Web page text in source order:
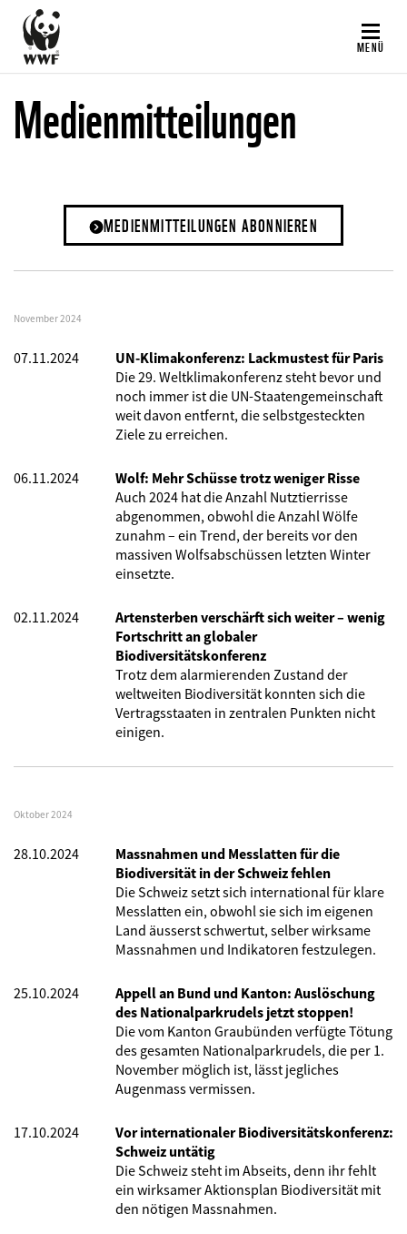
Direkt
zum
Inhalt
MENÜ
Medienmitteilungen
MEDIENMITTEILUNGEN ABONNIEREN
November 2024
07.11.2024
UN-Klimakonferenz: Lackmustest für Paris
Die 29. Weltklimakonferenz steht bevor und
noch immer ist die UN-Staatengemeinschaft
weit davon entfernt, die selbstgesteckten
Ziele zu erreichen.
06.11.2024
Wolf: Mehr Schüsse trotz weniger Risse
Auch 2024 hat die Anzahl Nutztierrisse
abgenommen, obwohl die Anzahl Wölfe
zunahm – ein Trend, der bereits vor den
massiven Wolfsabschüssen letzten Winter
einsetzte.
02.11.2024
Artensterben verschärft sich weiter – wenig
Fortschritt an globaler
Biodiversitätskonferenz
Trotz dem alarmierenden Zustand der
weltweiten Biodiversität konnten sich die
Vertragsstaaten in zentralen Punkten nicht
einigen.
Oktober 2024
28.10.2024
Massnahmen und Messlatten für die
Biodiversität in der Schweiz fehlen
Die Schweiz setzt sich international für klare
Messlatten ein, obwohl sie sich im eigenen
Land äusserst schwertut, selber wirksame
Massnahmen und Indikatoren festzulegen.
25.10.2024
Appell an Bund und Kanton: Auslöschung
des Nationalparkrudels jetzt stoppen!
Die vom Kanton Graubünden verfügte Tötung
des gesamten Nationalparkrudels, die per 1.
November möglich ist, lässt jegliches
Augenmass vermissen.
17.10.2024
Vor internationaler Biodiversitätskonferenz:
Schweiz untätig
Die Schweiz steht im Abseits, denn ihr fehlt
ein wirksamer Aktionsplan Biodiversität mit
den nötigen Massnahmen.